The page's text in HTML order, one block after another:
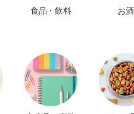
食品・飲料 お酒